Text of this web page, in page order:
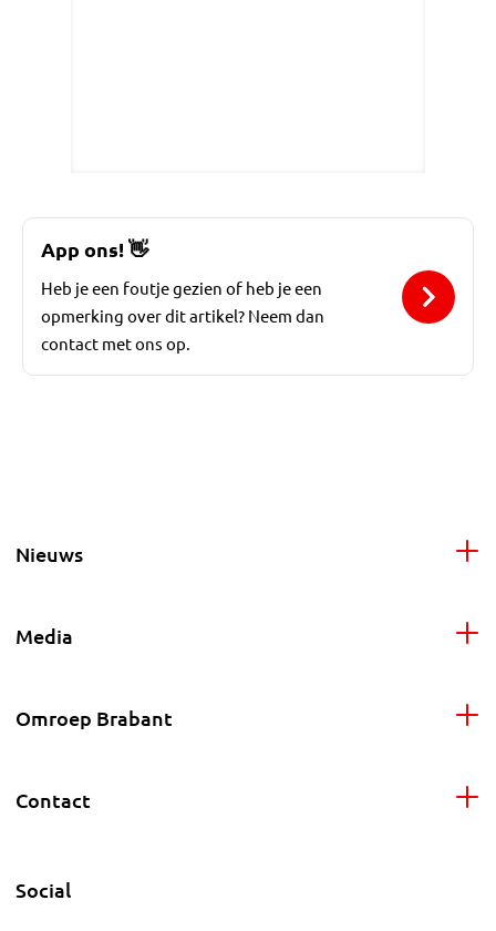
App ons!👋
Heb je een foutje gezien of heb je een
opmerking over dit artikel? Neem dan
contact met ons op.
Nieuws
Media
Omroep Brabant
Contact
Social